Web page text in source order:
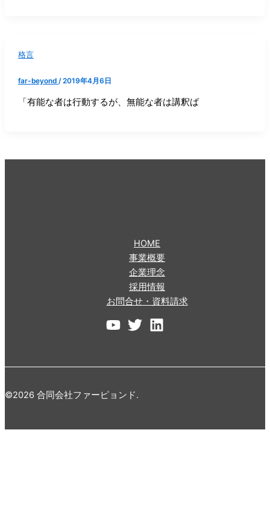
格言
far-beyond /2019年4月6日
「有能な者は行動するが、無能な者は講釈ば
HOME
事業概要
企業理念
採用情報
お問合せ・資料請求
©2026 合同会社ファーピョンド.